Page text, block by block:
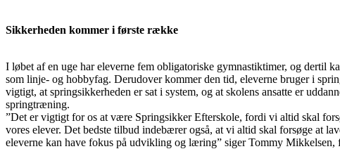
Sikkerheden kommer i første række
I løbet af en uge har eleverne fem obligatoriske gymnastiktimer, og dertil
som linje- og hobbyfag. Derudover kommer den tid, eleverne bruger i
vigtigt, at springsikkerheden er sat i system, og at skolens ansatte er
springtræning.
”Det er vigtigt for os at være Springsikker Efterskole, fordi vi altid skal
vores elever. Det bedste tilbud indebærer også, at vi altid skal forsøge at
eleverne kan have fokus på udvikling og læring” siger Tommy